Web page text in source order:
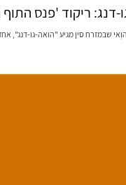
דנג: ריקוד 'פנס התוף
שבמזרח סין מגיע "הואה-גו-דנג",